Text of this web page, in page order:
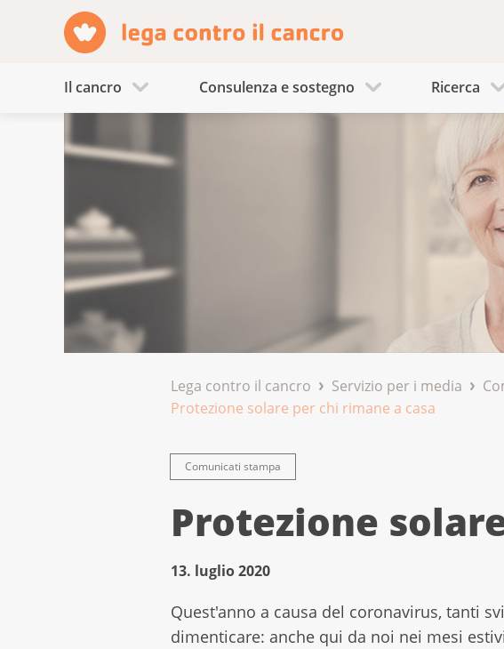
Il cancro Consulenza e sostegno Ricerca
Lega contro il cancro Servizio per i media
Protezione solare per chi rimane a casa
Comunicati stampa
Protezione
13. luglio 2020
Quest'anno a causa del coronavirus, tanti
dimenticare: anche qui da noi nei mesi